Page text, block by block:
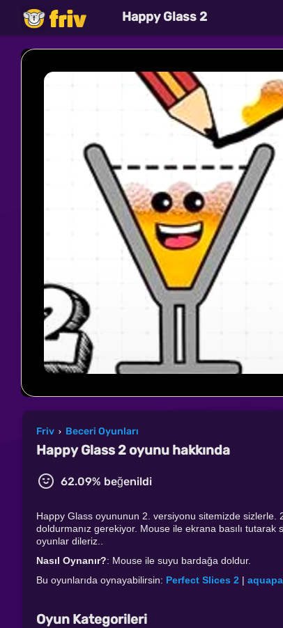
Happy Glass 2
Friv › Beceri Oyunları
Happy Glass 2 oyunu hakkında
62.09% beğenildi
Happy Glass oyununun 2. versiyonu sitemizde sizlerle.
doldurmanız gerekiyor. Mouse ile ekrana basılı
oyunlar dileriz..
Nasıl Oynanır?: Mouse ile suyu bardağa doldur.
Bu oyunlarıda oynayabilirsin: Perfect Slices 2 |
Oyun Kategorileri